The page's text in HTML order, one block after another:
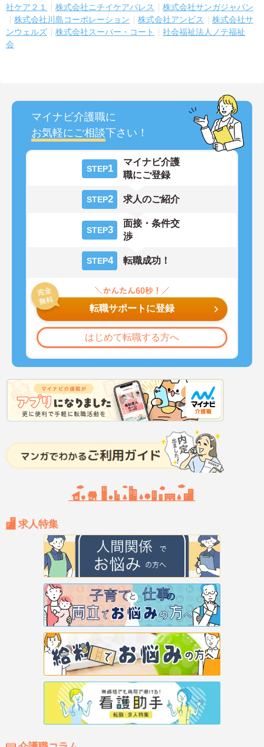
社ケア２１ 株式会社ニチイケアパレス
株式会社サンガジャパン
株式会社川島コーポレーション
株式会社アンビス
株式会社サ
ンウェルズ
株式会社スーパー・コート
社会福祉法人ノテ福祉
会
マイナビ介護職に
お気軽にご相談下さい！
STEP1
マイナビ介護
職にご登録
STEP2 求人のご紹介
STEP3
面接・条件交
渉
STEP4 転職成功！
転職サポートに登録
はじめて転職する方へ
求人特集